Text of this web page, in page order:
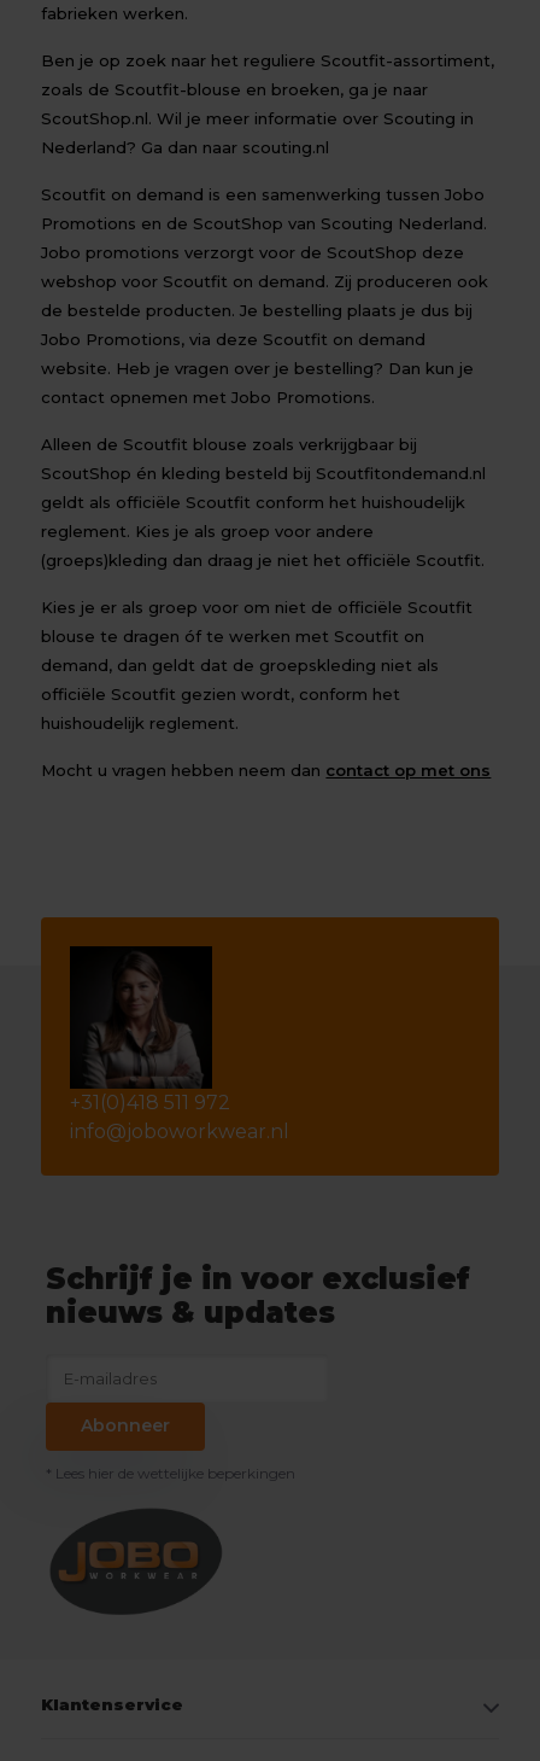
fabrieken werken.
Ben je op zoek naar het reguliere Scoutfit-assortiment,
zoals de Scoutfit-blouse en broeken, ga je naar
ScoutShop.nl. Wil je meer informatie over Scouting in
Nederland? Ga dan naar scouting.nl
Scoutfit on demand is een samenwerking tussen Jobo
Promotions en de ScoutShop van Scouting Nederland.
Jobo promotions verzorgt voor de ScoutShop deze
webshop voor Scoutfit on demand. Zij produceren ook
de bestelde producten. Je bestelling plaats je dus bij
Jobo Promotions, via deze Scoutfit on demand
website. Heb je vragen over je bestelling? Dan kun je
contact opnemen met Jobo Promotions.
Alleen de Scoutfit blouse zoals verkrijgbaar bij
ScoutShop én kleding besteld bij Scoutfitondemand.nl
geldt als officiële Scoutfit conform het huishoudelijk
reglement. Kies je als groep voor andere
(groeps)kleding dan draag je niet het officiële Scoutfit.
Kies je er als groep voor om niet de officiële Scoutfit
blouse te dragen óf te werken met Scoutfit on
demand, dan geldt dat de groepskleding niet als
officiële Scoutfit gezien wordt, conform het
huishoudelijk reglement.
Mocht u vragen hebben neem dan contact op met ons
+31(0)418 511 972
info@joboworkwear.nl
Schrijf je in voor exclusief
nieuws & updates
Abonneer
* Lees hier de wettelijke beperkingen
Klantenservice